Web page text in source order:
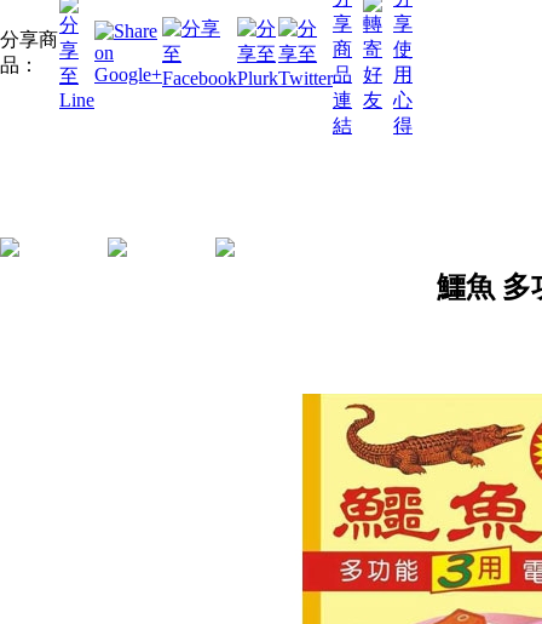
分享商
品：
鱷魚 多